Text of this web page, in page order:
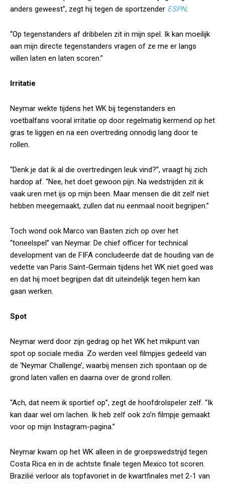
anders geweest”, zegt hij tegen de sportzender ESPN.
“Op tegenstanders af dribbelen zit in mijn spel. Ik kan moeilijk
aan mijn directe tegenstanders vragen of ze me er langs
willen laten en laten scoren.”
Irritatie
Neymar wekte tijdens het WK bij tegenstanders en
voetbalfans vooral irritatie op door regelmatig kermend op het
gras te liggen en na een overtreding onnodig lang door te
rollen.
“Denk je dat ik al die overtredingen leuk vind?”, vraagt hij zich
hardop af. “Nee, het doet gewoon pijn. Na wedstrijden zit ik
vaak uren met ijs op mijn been. Maar mensen die dit zelf niet
hebben meegemaakt, zullen dat nu eenmaal nooit begrijpen.”
Toch wond ook Marco van Basten zich op over het
“toneelspel” van Neymar. De chief officer for technical
development van de FIFA concludeerde dat de houding van de
vedette van Paris Saint-Germain tijdens het WK niet goed was
en dat hij moet begrijpen dat dit uiteindelijk tegen hem kan
gaan werken.
Spot
Neymar werd door zijn gedrag op het WK het mikpunt van
spot op sociale media. Zo werden veel filmpjes gedeeld van
de ‘Neymar Challenge’, waarbij mensen zich spontaan op de
grond laten vallen en daarna over de grond rollen.
“Ach, dat neem ik sportief op”, zegt de hoofdrolspeler zelf. “Ik
kan daar wel om lachen. Ik heb zelf ook zo’n filmpje gemaakt
voor op mijn Instagram-pagina.”
Neymar kwam op het WK alleen in de groepswedstrijd tegen
Costa Rica en in de achtste finale tegen Mexico tot scoren.
Brazilië verloor als topfavoriet in de kwartfinales met 2-1 van